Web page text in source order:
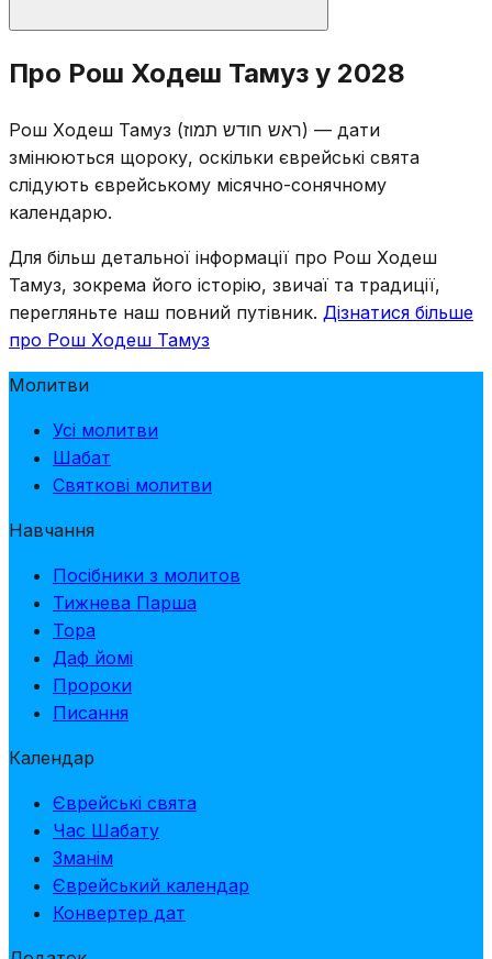
Читаються стандартні молитви Рош Ходеш:
половинний Халель, Яале ве-Яво, читання Тори та
Мусаф. Хоча сам Рош Ходеш є радісним днем,
громада усвідомлює, що урочистий період Трьох
тижнів починається пізніше цього місяця, 17-го
таммуза.
Про Рош Ходеш Тамуз у 2028
Рош Ходеш Тамуз (ראש חודש תמוז) — дати
змінюються щороку, оскільки єврейські свята
слідують єврейському місячно-сонячному
календарю.
Для більш детальної інформації про Рош Ходеш
Тамуз, зокрема його історію, звичаї та традиції,
перегляньте наш повний путівник. Дізнатися більше
про Рош Ходеш Тамуз
Молитви
Усі молитви
Шабат
Святкові молитви
Навчання
Посібники з молитов
Тижнева Парша
Тора
Даф йомі
Пророки
Писання
Календар
Єврейські свята
Час Шабату
Зманім
Єврейський календар
Конвертер дат